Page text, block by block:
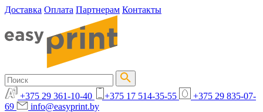
Доставка Оплата Партнерам Контакты
+375 29 361-10-40 +375 17 514-35-55
+375 29 835-07-
69
info@easyprint.by